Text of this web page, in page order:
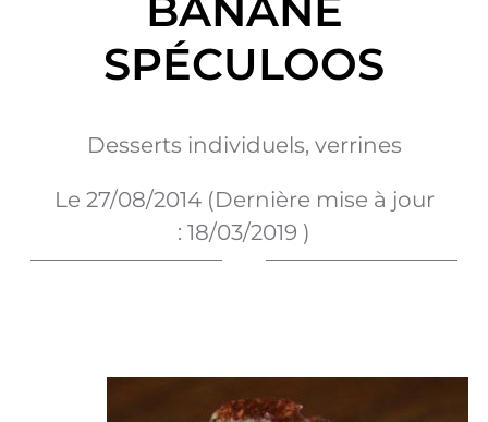
SPÉCULOOS
Desserts individuels, verrines
Le 27/08/2014(Dernière mise à jour
: 18/03/2019 )